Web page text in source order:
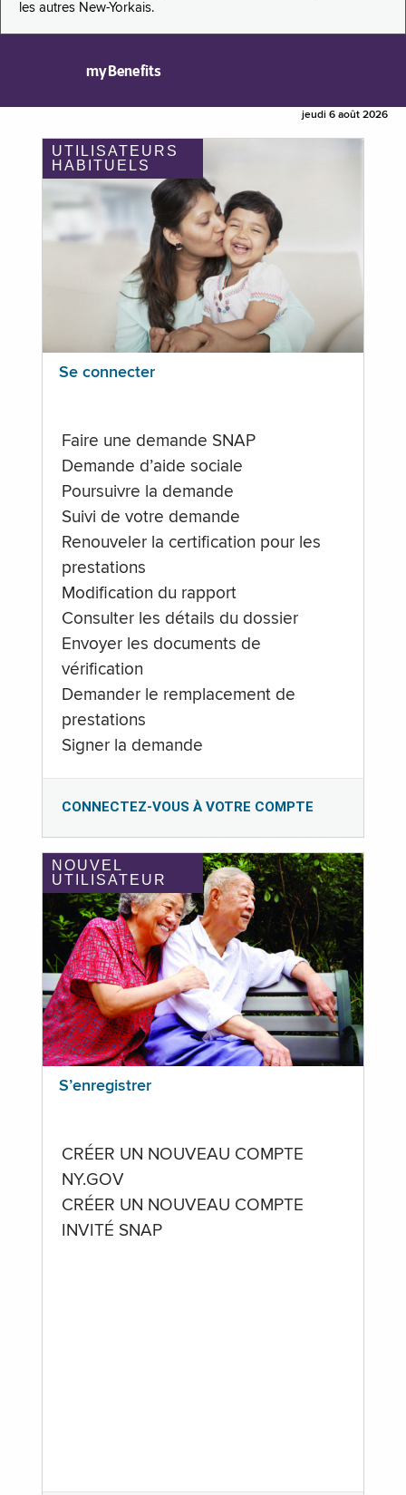
les autres New-Yorkais.
myBenefits
jeudi 6 août 2026
UTILISATEURS
HABITUELS
Se connecter
Faire une demande SNAP
Demande d’aide sociale
Poursuivre la demande
Suivi de votre demande
Renouveler la certification pour les
prestations
Modification du rapport
Consulter les détails du dossier
Envoyer les documents de
vérification
Demander le remplacement de
prestations
Signer la demande
CONNECTEZ-VOUS À VOTRE COMPTE
NOUVEL
UTILISATEUR
S’enregistrer
CRÉER UN NOUVEAU COMPTE
NY.GOV
CRÉER UN NOUVEAU COMPTE
INVITÉ SNAP